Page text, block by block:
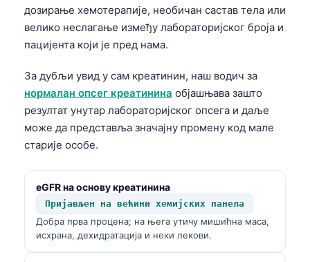
дозирање хемотерапије, необичан састав тела или
велико неслагање између лабораторијског броја и
пацијента који је пред нама.
За дубљи увид у сам креатинин, наш водич за
нормалан опсег креатинина објашњава зашто
резултат унутар лабораторијског опсега и даље
може да представља значајну промену код мале
старије особе.
eGFR на основу креатинина
Пријављен на већини хемијских панела
Добра прва процена; на њега утичу мишићна маса,
исхрана, дехидратација и неки лекови.